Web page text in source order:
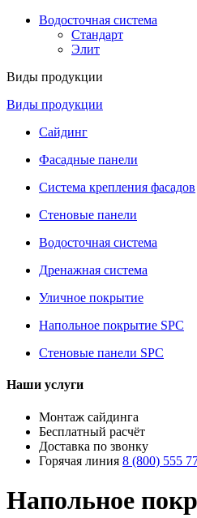
Водосточная система
Стандарт
Элит
Виды продукции
Виды продукции
Сайдинг
Фасадные панели
Система крепления фасадов
Стеновые панели
Водосточная система
Дренажная система
Уличное покрытие
Напольное покрытие SPC
Стеновые панели SPC
Наши услуги
Монтаж сайдинга
Бесплатный расчёт
Доставка по звонку
Горячая линия 8 (800) 555
Напольное